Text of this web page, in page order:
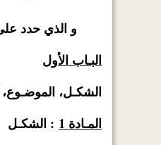
و الذي حدد على
البـاب الأول
الشكـل، الموضـوع،
المـادة 1
: الشكـل